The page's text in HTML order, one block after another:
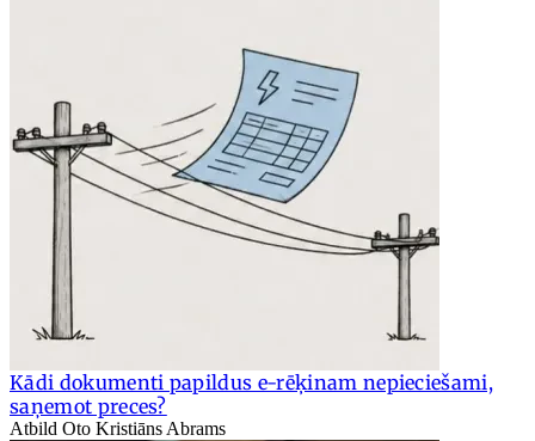
Kādi dokumenti papildus e-rēķinam nepieciešami,
saņemot preces?
Atbild Oto Kristiāns Abrams